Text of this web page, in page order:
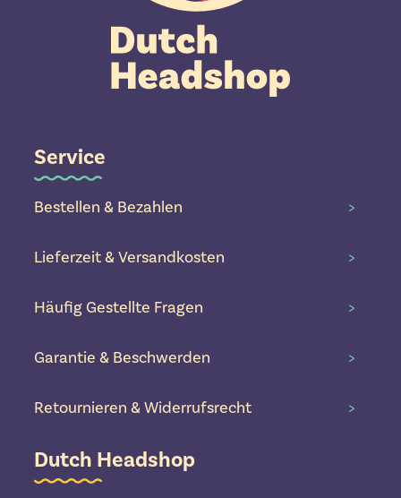
Service
Bestellen & Bezahlen >
Lieferzeit & Versandkosten >
Häufig Gestellte Fragen >
Garantie & Beschwerden >
Retournieren & Widerrufsrecht >
Dutch Headshop